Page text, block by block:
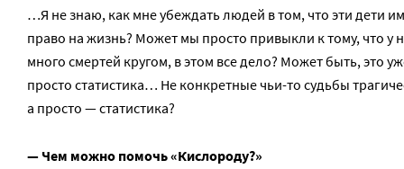
…Я не знаю, как мне убеждать людей в том, что эти дети
право на жизнь? Может мы просто привыкли к тому, что у
много смертей кругом, в этом все дело? Может быть, это
просто статистика… Не конкретные чьи-то судьбы
а просто — статистика?
— Чем можно помочь «Кислороду?»